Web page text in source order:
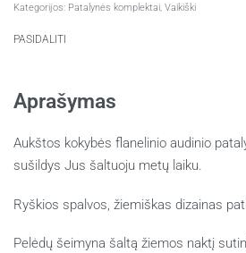
Kategorijos: Patalynės komplektai, Vaikiški
PASIDALITI
Aprašymas
Aukštos kokybės flanelinio audinio
sušildys Jus šaltuoju metų laiku.
Ryškios spalvos, žiemiškas dizainas
Pelėdų šeimyna šaltą žiemos naktį